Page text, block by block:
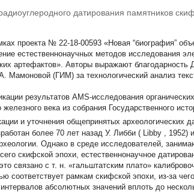
датирования памятников
проекта № 22-18-00593 «Новая “биография”
естественнонаучных методов исследования
артефактов». Авторы выражают
Мамоновой (ГИМ) за технологический анализ
результатов AMS-исследования
века из собрания Государственного
и уточнения общепринятых археологических
более 70 лет назад У. Либби ( Libby
,
Однако в среде исследователей,
скифской эпохи, естественнонаучное
связано с т. н. «гальштатским плато»
соответствует рамкам скифской эпохи, из-за
абсолютных значений вплоть до